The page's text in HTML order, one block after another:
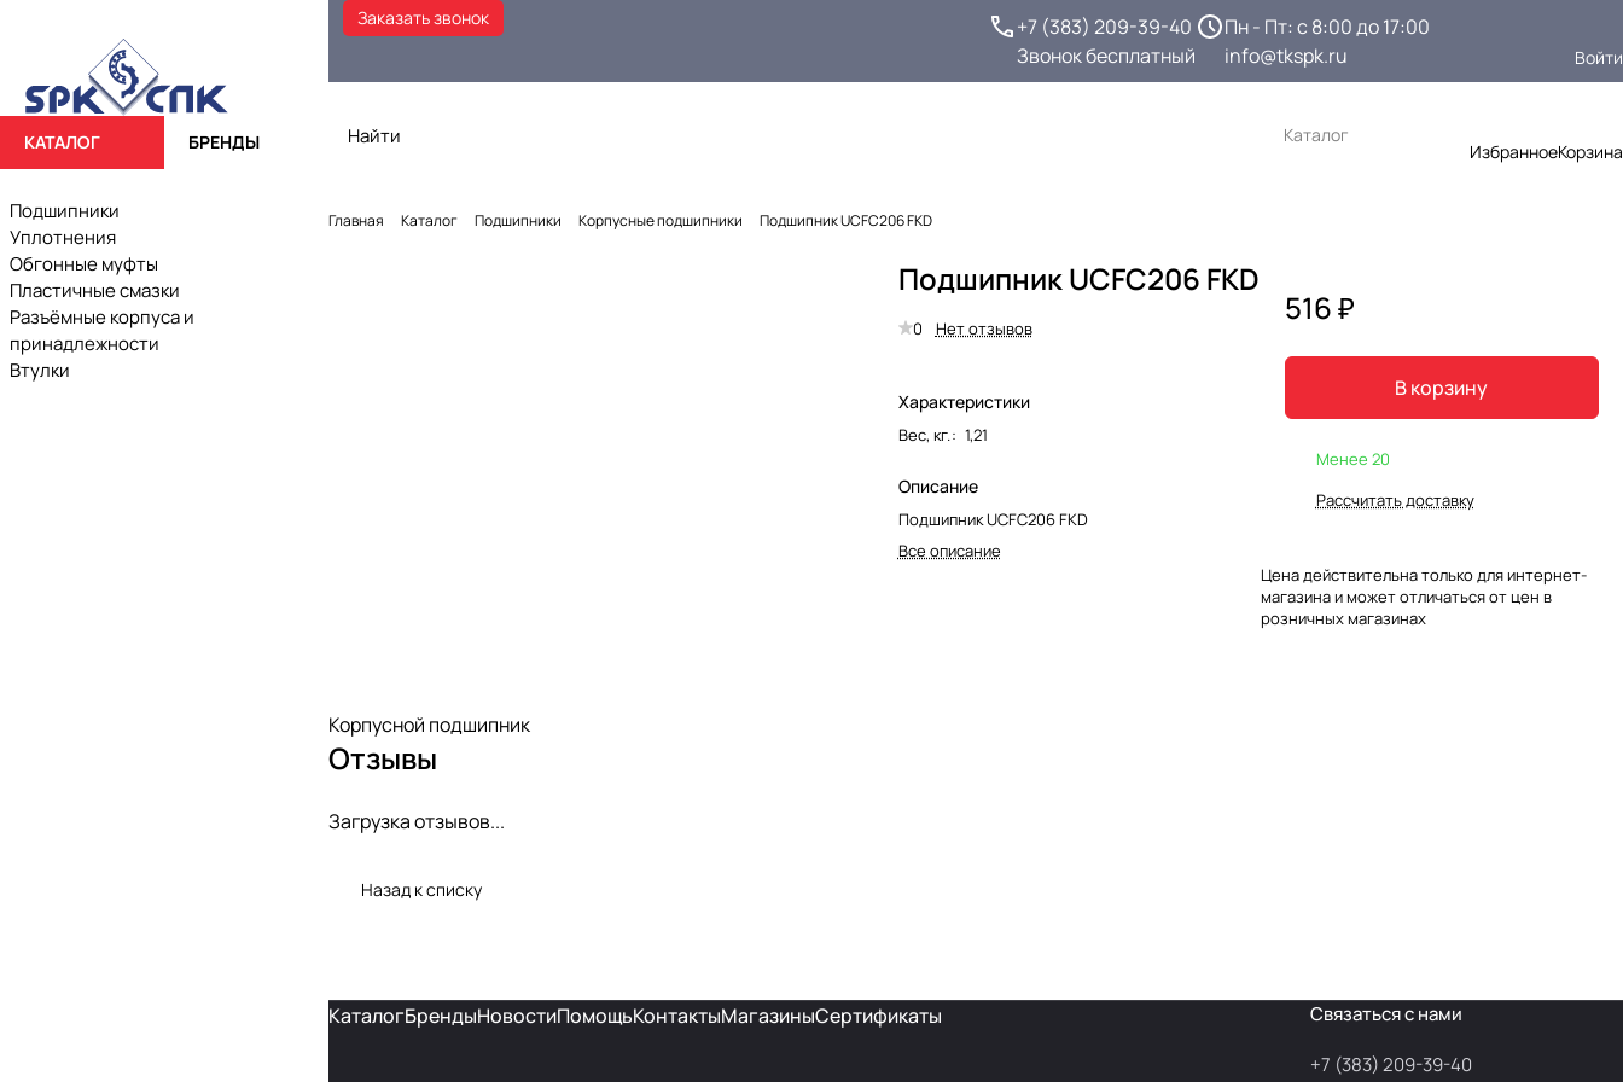
Заказать звонок
+7 (383) 209-39-40
Звонок бесплатный
Пн - Пт: с 8:00 до 17:00
info@tkspk.ru
Войти
Каталог
ИзбранноеКорзина
Главная Каталог Подшипники Корпусные подшипники Подшипник UCFC206 FKD
Подшипник UCFC206 FKD
0 Нет отзывов
Характеристики
Вес, кг.: 1,21
Описание
Подшипник UCFC206 FKD
Все описание
516 ₽
В корзину
Менее 20
Рассчитать доставку
Цена действительна только для интернет-
магазина и может отличаться от цен в
розничных магазинах
Корпусной подшипник
Отзывы
Загрузка отзывов...
Назад к списку
КаталогБрендыНовостиПомощьКонтактыМагазиныСертификаты
Связаться с нами
+7 (383) 209-39-40
КАТАЛОГ БРЕНДЫ
Подшипники
Уплотнения
Обгонные муфты
Пластичные смазки
Разъёмные корпуса и
принадлежности
Втулки